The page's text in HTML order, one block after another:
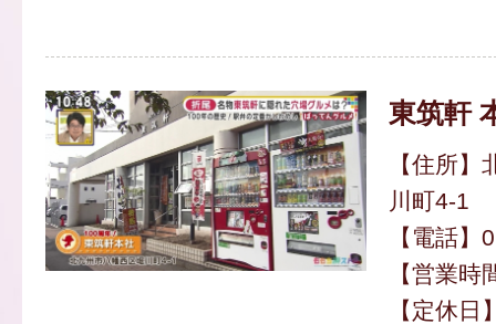
東筑軒
【住所
川町4-1
【電話
【営業
【定休日